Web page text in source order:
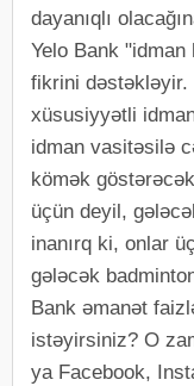
dayanıqlı
Yelo Bank "idman
fikrini dəstəkləyir.
xüsusiyyətli
idman vasitəsilə
kömək
üçün deyil,
inanırq ki, onlar
gələcək
Bank əmanət
istəyirsiniz? O
ya Facebook,